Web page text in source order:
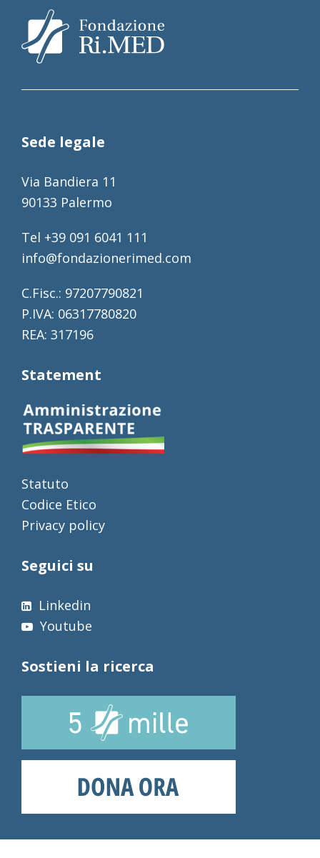
Sede legale
Via Bandiera 11
90133 Palermo
Tel +39 091 6041 111
info@fondazionerimed.com
C.Fisc.: 97207790821
P.IVA: 06317780820
REA: 317196
Statement
Statuto
Codice Etico
Privacy policy
Seguici su
Linkedin
Youtube
Sostieni la ricerca